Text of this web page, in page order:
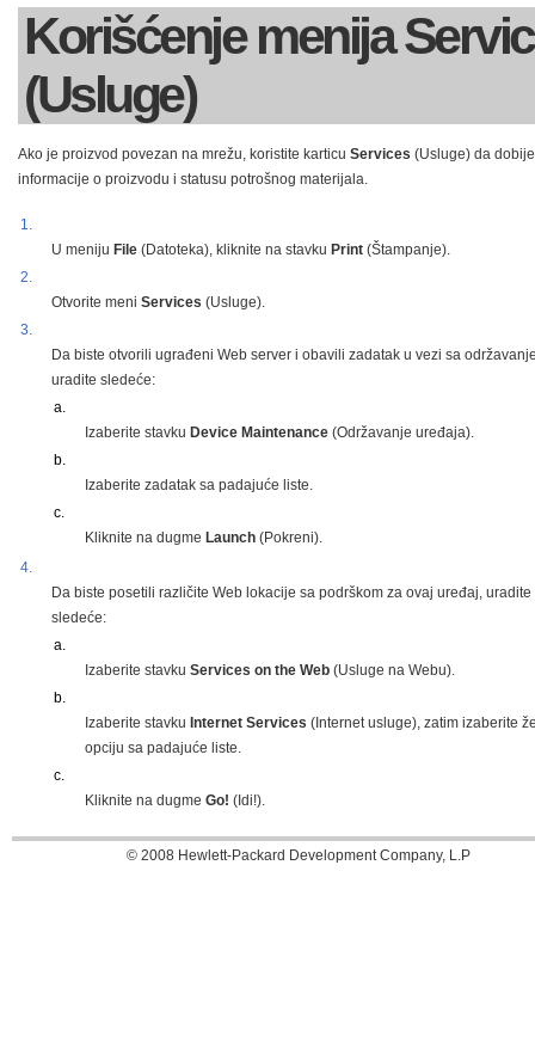
Korišćenje menija
(Usluge)
Ako je proizvod povezan na mrežu, koristite karticu Services (Usluge) da
informacije o proizvodu i statusu potrošnog materijala.
1.
U meniju File (Datoteka), kliknite na stavku Print (Štampanje).
2.
Otvorite meni Services (Usluge).
3.
Da biste otvorili ugrađeni Web server i obavili zadatak u vezi sa
uradite sledeće:
a.
Izaberite stavku Device Maintenance (Održavanje uređaja).
b.
Izaberite zadatak sa padajuće liste.
c.
Kliknite na dugme Launch (Pokreni).
4.
Da biste posetili različite Web lokacije sa podrškom za ovaj uređaj, uradite
sledeće:
a.
Izaberite stavku Services on the Web (Usluge na Webu).
b.
Izaberite stavku Internet Services (Internet usluge), zatim izaberite
opciju sa padajuće liste.
c.
Kliknite na dugme Go! (Idi!).
© 2008 Hewlett-Packard Development Company, L.P